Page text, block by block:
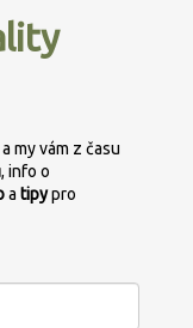
my vám z času
, info o
a tipypro